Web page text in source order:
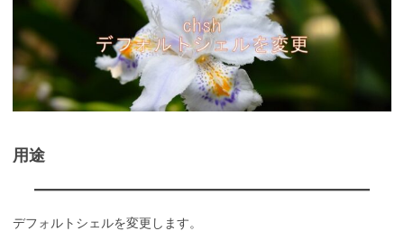
用途
デフォルトシェルを変更します。